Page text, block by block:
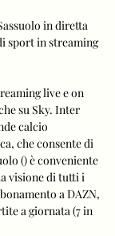
in diretta
sport in streaming
live e on
su Sky. Inter
calcio
che consente di
() è conveniente
visione di tutti i
a DAZN,
a giornata (7 in